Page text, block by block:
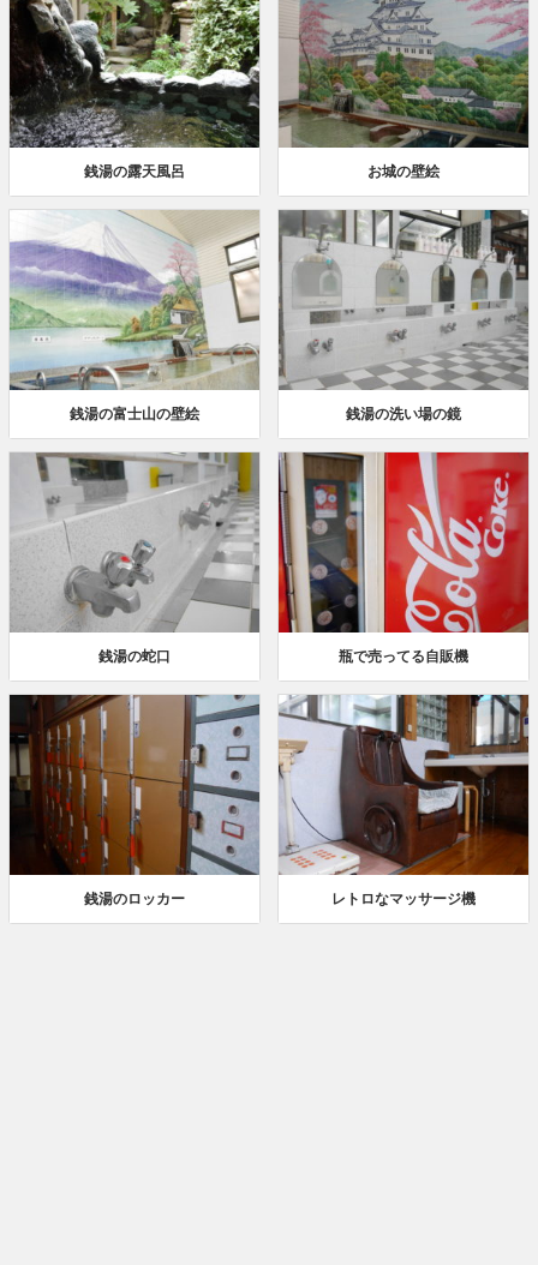
銭湯の露天風呂 お城の壁絵
銭湯の富士山の壁絵 銭湯の洗い場の鏡
銭湯の蛇口 瓶で売ってる自販機
銭湯のロッカー レトロなマッサージ機